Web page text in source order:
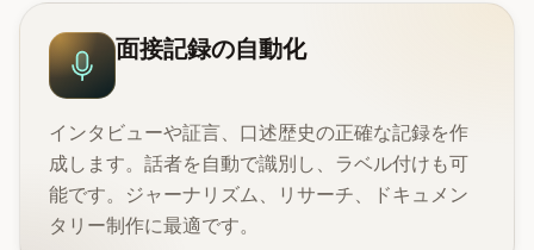
面接記録の自動化
インタビューや証言、口述歴史の正確な記録を作
成します。話者を自動で識別し、ラベル付けも可
能です。ジャーナリズム、リサーチ、ドキュメン
タリー制作に最適です。